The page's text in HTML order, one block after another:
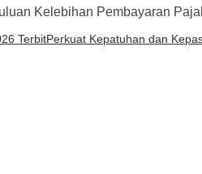
Kelebihan Pembayaran
TerbitPerkuat Kepatuhan dan